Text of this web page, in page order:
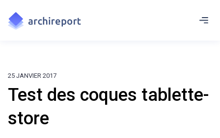
25 JANVIER 2017
Test des coques tablette-
store